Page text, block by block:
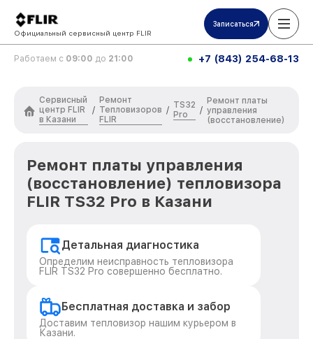
Официальный сервисный центр FLIR
Записаться
Работаем с 09:00 до 21:00 +7 (843) 254-68-13
Сервисный
центр FLIR
в Казани
/
Ремонт
Тепловизоров
FLIR
/
TS32
Pro
/
Ремонт платы
управления
(восстановление)
Ремонт платы управления
(восстановление) тепловизора
FLIR TS32 Pro в Казани
Детальная диагностика
Определим неисправность тепловизора
FLIR TS32 Pro совершенно бесплатно.
Бесплатная доставка и забор
Доставим тепловизор нашим курьером в
Казани.